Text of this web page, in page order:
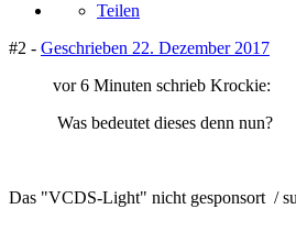
Teilen
#2 - Geschrieben 22. Dezember 2017
vor 6 Minuten schrieb Krockie:
Was bedeutet dieses denn nun?
Das "VCDS-Light" nicht gesponsort /